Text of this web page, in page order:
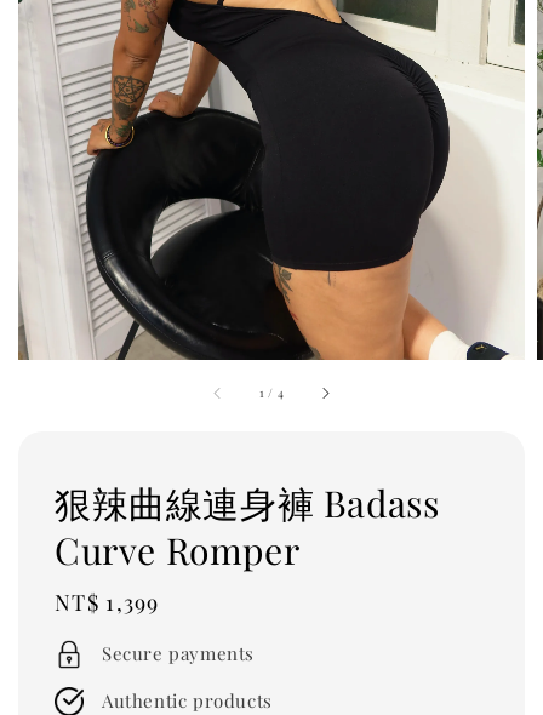
1 / 4
狠辣曲線連身褲 Badass
Curve Romper
Regular
price
NT$ 1,399
Secure payments
Authentic products